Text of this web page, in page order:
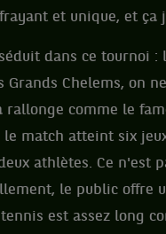
et unique, et ça
dans ce tournoi
Grands Chelems, on
rallonge comme le
le match atteint six
athlètes. Ce n'est
le public offre
est assez long